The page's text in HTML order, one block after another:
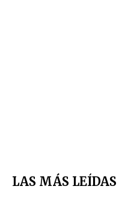
LAS MÁS LEÍDAS